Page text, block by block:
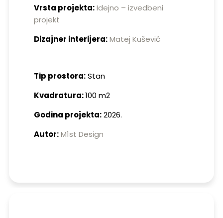
Vrsta projekta:Idejno – izvedbeni
projekt
Dizajner interijera:Matej Kušević
Tip prostora:Stan
Kvadratura:100 m2
Godina projekta:2026.
Autor:M1st Design